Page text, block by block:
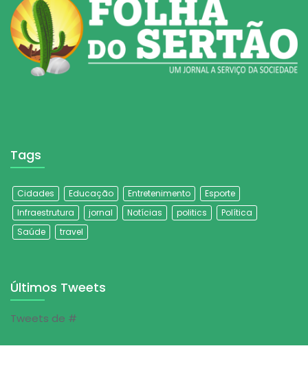
Tags
Cidades Educação Entretenimento
Esporte
Infraestrutura
jornal Notícias politics
Política
Saúde
travel
Últimos Tweets
Tweets de #